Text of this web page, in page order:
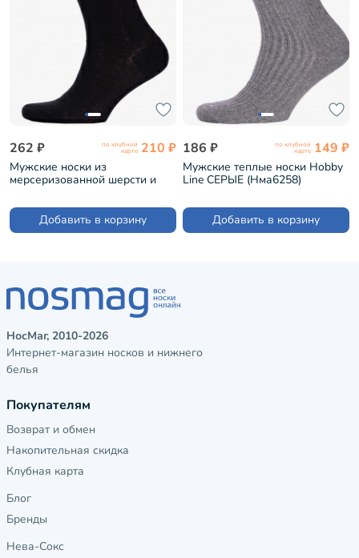
262 ₽ по клубной
карте 210 ₽
Мужские носки из
мерсеризованной шерсти и
(В25)
Добавить в корзину
186 ₽ по клубной
карте 149 ₽
Мужские теплые носки Hobby
Line СЕРЫЕ (Нма6258)
Добавить в корзину
НосМаг, 2010-2026
Интернет-магазин носков и нижнего
белья
Покупателям
Возврат и обмен
Накопительная скидка
Клубная карта
Блог
Бренды
Нева-Сокс